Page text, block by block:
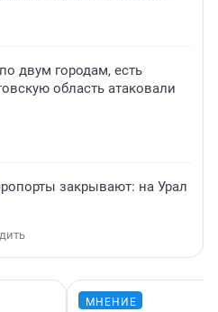
двум городам, есть
область атаковали
закрывают: на Урал
МНЕНИЕ